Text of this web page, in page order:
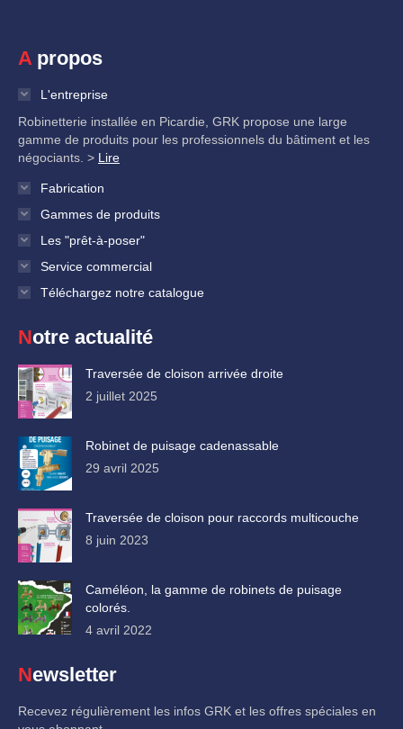
A propos
L'entreprise
Robinetterie installée en Picardie, GRK propose une large
gamme de produits pour les professionnels du bâtiment et les
négociants. > Lire
Fabrication
Gammes de produits
Les "prêt-à-poser"
Service commercial
Téléchargez notre catalogue
Notre actualité
Traversée de cloison arrivée droite
2 juillet 2025
Robinet de puisage cadenassable
29 avril 2025
Traversée de cloison pour raccords multicouche
8 juin 2023
Caméléon, la gamme de robinets de puisage
colorés.
4 avril 2022
Newsletter
Recevez régulièrement les infos GRK et les offres spéciales en